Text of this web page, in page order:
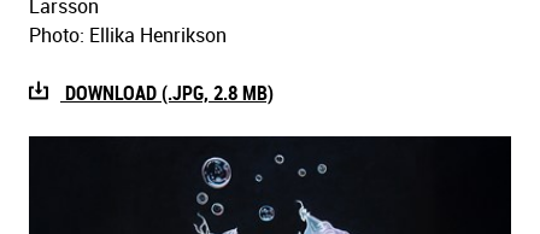
Larsson
Photo: Ellika Henrikson
DOWNLOAD (.JPG, 2.8 MB)